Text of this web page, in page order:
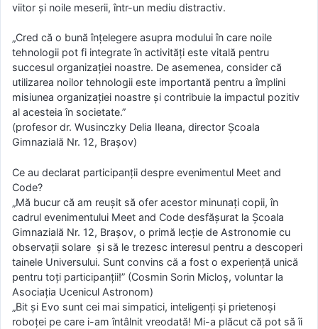
viitor și noile meserii, într-un mediu distractiv.
„Cred că o bună înțelegere asupra modului în care noile
tehnologii pot fi integrate în activități este vitală pentru
succesul organizației noastre. De asemenea, consider că
utilizarea noilor tehnologii este importantă pentru a împlini
misiunea organizației noastre și contribuie la impactul pozitiv
al acesteia în societate.”
(profesor dr. Wusinczky Delia Ileana, director Școala
Gimnazială Nr. 12, Brașov)
Ce au declarat participanții despre evenimentul Meet and
Code?
„Mă bucur că am reușit să ofer acestor minunați copii, în
cadrul evenimentului Meet and Code desfășurat la Școala
Gimnazială Nr. 12, Brașov, o primă lecție de Astronomie cu
observații solare și să le trezesc interesul pentru a descoperi
tainele Universului. Sunt convins că a fost o experiență unică
pentru toți participanții!” (Cosmin Sorin Micloș, voluntar la
Asociația Ucenicul Astronom)
„Bit și Evo sunt cei mai simpatici, inteligenți și prietenoși
roboței pe care i-am întâlnit vreodată! Mi-a plăcut că pot să îi